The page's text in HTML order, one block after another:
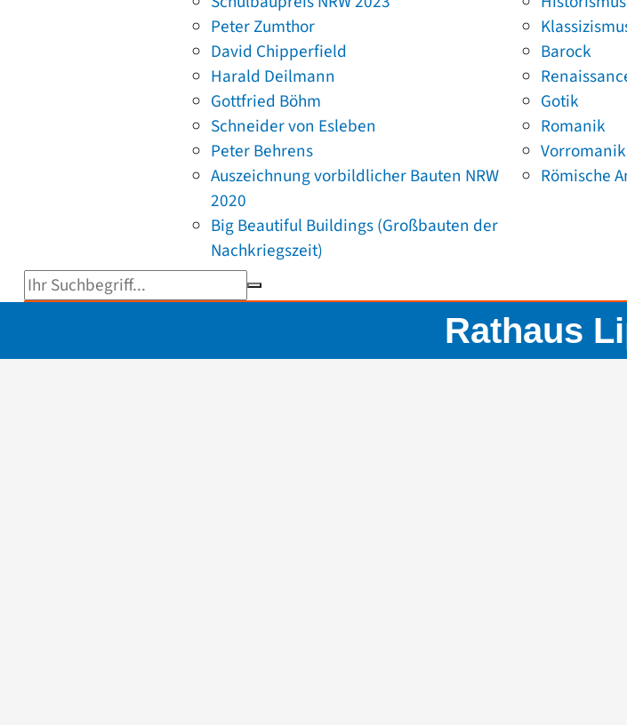
Peter Zumthor
David Chipperfield
Harald Deilmann
Gottfried Böhm
Schneider von Esleben
Peter Behrens
Auszeichnung vorbildlicher Bauten NRW
2020
Big Beautiful Buildings (Großbauten der
Nachkriegszeit)
Barock
Gotik
Romanik
Vorromanik
Römische
Suchbegriff eingeben
Rathaus